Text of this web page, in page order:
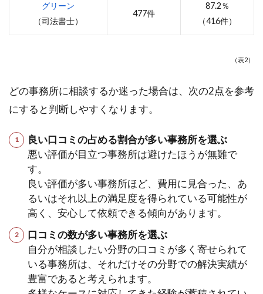
グリーン
（司法書士）
477件
87.2％
（416件）
（表2）
どの事務所に相談するか迷った場合は、次の2点を参考
にすると判断しやすくなります。
良い口コミの占める割合が多い事務所を選ぶ
悪い評価が目立つ事務所は避けたほうが無難で
す。
良い評価が多い事務所ほど、費用に見合った、あ
るいはそれ以上の満足度を得られている可能性が
高く、安心して依頼できる傾向があります。
口コミの数が多い事務所を選ぶ
自分が相談したい分野の口コミが多く寄せられて
いる事務所は、それだけその分野での解決実績が
豊富であると考えられます。